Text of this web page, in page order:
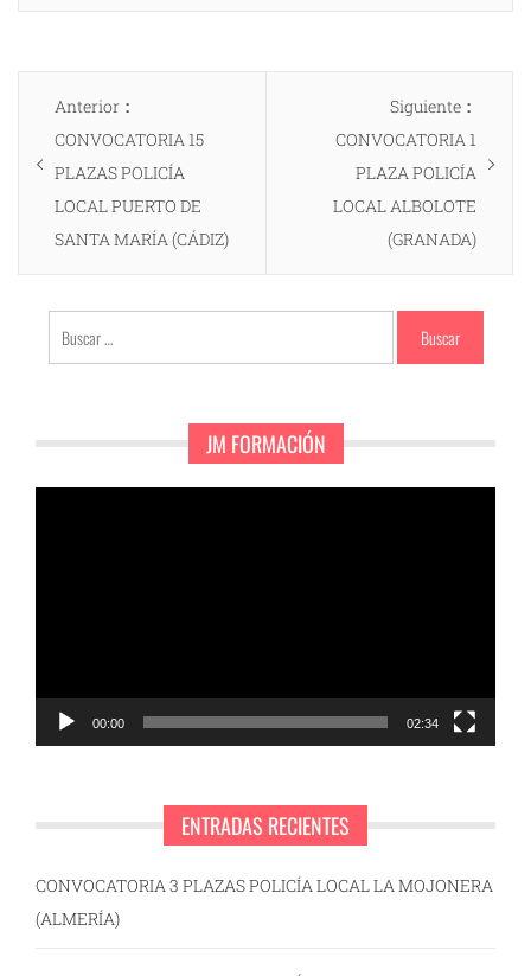
Navegación
entradas
Anterior
anterior:
CONVOCATORIA 15
PLAZAS POLICÍA
LOCAL PUERTO DE
SANTA MARÍA (CÁDIZ)
Siguiente
CONVOCATORIA 1
PLAZA POLICÍA
LOCAL ALBOLOTE
(GRANADA)
Buscar:
JM FORMACIÓN
00:00 02:34
ENTRADAS RECIENTES
CONVOCATORIA 3 PLAZAS POLICÍA LOCAL LA MOJONERA
(ALMERÍA)